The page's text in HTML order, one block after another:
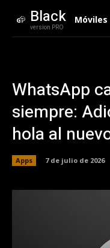
Black
version PRO
Móviles
WhatsApp
siempre:
hola al
Apps 7 de julio de 2026